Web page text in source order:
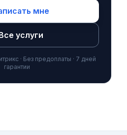
мне
услуги
· Без предоплаты · 7 дней
гарантии